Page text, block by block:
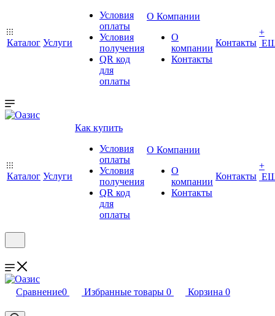
Каталог Услуги
Условия
оплаты
Условия
получения
QR код
для
оплаты
О Компании
О
компании
Контакты
Контакты
+
Каталог Услуги
Как купить
Условия
оплаты
Условия
получения
QR код
для
оплаты
О Компании
О
компании
Контакты
Контакты
+
Сравнение0 Избранные товары 0 Корзина 0